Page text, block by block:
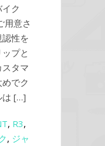
ク
用意さ
性を
プと
タマ
でク
は […]
, R3,
, ジャ